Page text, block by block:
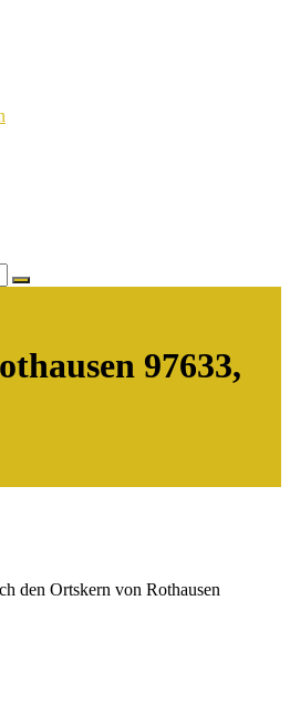
97633,
den Ortskern von Rothausen